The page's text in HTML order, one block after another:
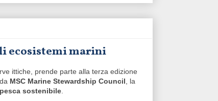
ecosistemi marini
ittiche, prende parte alla terza edizione
MSC Marine Stewardship Council, la
pesca sostenibile.